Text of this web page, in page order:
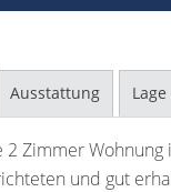
Ausstattung Lage
Zimmer Wohnung
und gut